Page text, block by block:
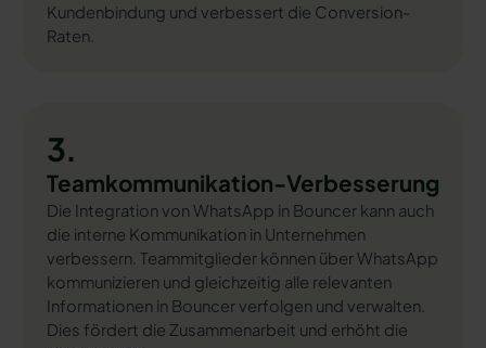
Kundenbindung und verbessert die Conversion-
Raten.
3.
Teamkommunikation-Verbesserung
Die Integration von WhatsApp in Bouncer kann auch
die interne Kommunikation in Unternehmen
verbessern. Teammitglieder können über WhatsApp
kommunizieren und gleichzeitig alle relevanten
Informationen in Bouncer verfolgen und verwalten.
Dies fördert die Zusammenarbeit und erhöht die